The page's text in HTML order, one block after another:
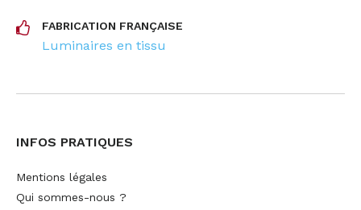
FABRICATION FRANÇAISE
Luminaires en tissu
INFOS PRATIQUES
Mentions légales
Qui sommes-nous ?